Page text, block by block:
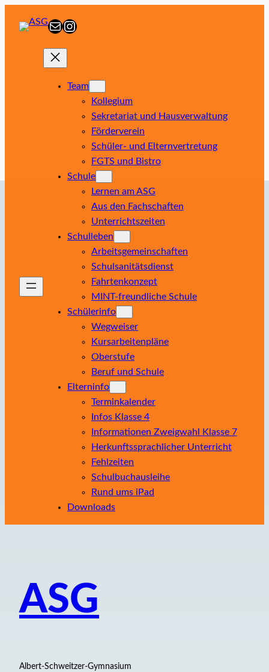
Inhalt
E-MailInstagram
Team
Kollegium
Sekretariat und Hausverwaltung
Förderverein
Schüler- und Elternvertretung
FGTS und Bistro
Schule
Lernen am ASG
Aus den Fachschaften
Unterrichtszeiten
Schulleben
Arbeitsgemeinschaften
Schulsanitätsdienst
Fahrtenkonzept
MINT-freundliche Schule
Schülerinfo
Wegweiser
Kursarbeitenpläne
Oberstufe
Beruf und Schule
Elterninfo
Terminkalender
Infos Klasse 4
Informationen Zweigwahl Klasse 7
Herkunftssprachlicher Unterricht
Fehlzeiten
Schulbuchausleihe
Rund ums iPad
Downloads
ASG
Albert-Schweitzer-Gymnasium